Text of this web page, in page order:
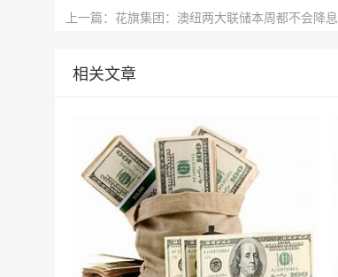
上一篇：花旗集团：澳纽两大联储本周都不会降息
相关文章